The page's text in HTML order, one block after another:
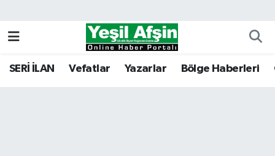
SERİ İLAN Vefatlar Yazarlar Bölge Haberleri
Kahramanmaraş Nöbetçi Eczaneler